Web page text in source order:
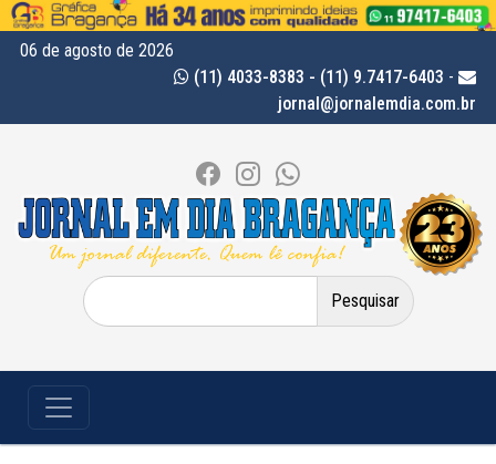
06 de agosto de 2026
(11) 4033-8383 - (11) 9.7417-6403 -
jornal@jornalemdia.com.br
Pesquisar
por: